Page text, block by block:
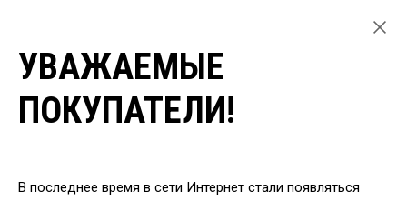
ЛЕТНИЕ ШИНЫ YOKOHAMA ДЛЯ ЛЕГКОВЫХ АВТОМОБИЛЕЙ
ВЕРНУТЬСЯ
УВАЖАЕМЫЕ
ПОКУПАТЕЛИ!
В последнее время в сети Интернет стали появляться